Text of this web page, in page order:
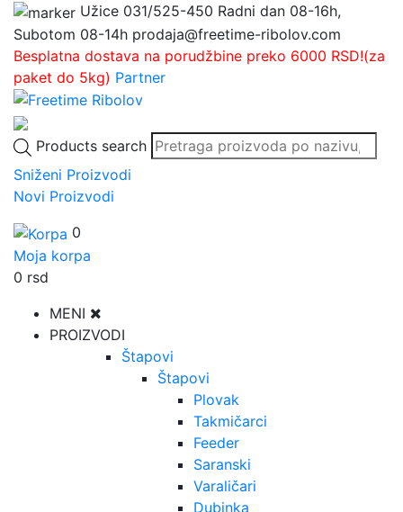
Užice 031/525-450 Radni dan 08-16h,
Subotom 08-14h prodaja@freetime-ribolov.com
Besplatna dostava na porudžbine preko 6000 RSD!(za
paket do 5kg) Partner
Products search
Sniženi Proizvodi
Novi Proizvodi
0
Moja korpa
0 rsd
MENI
PROIZVODI
Štapovi
Štapovi
Plovak
Takmičarci
Feeder
Saranski
Varaličari
Dubinka